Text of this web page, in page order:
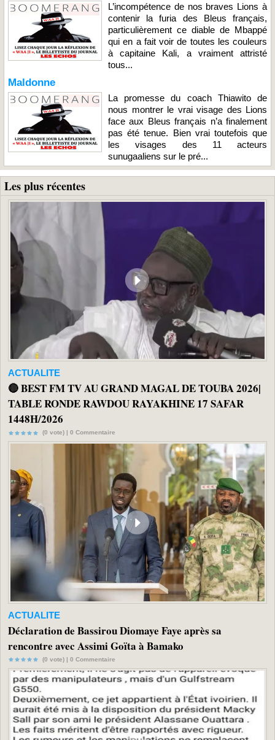
L’incompétence de nos braves Lions à
contenir la furia des Bleus français,
particulièrement ce diable de Mbappé
qui en a fait voir de toutes les couleurs
à capitaine Kali, a vraiment attristé
tous...
Maldonne
La promesse du coach Thiawito de
nous montrer le vrai visage des Lions
face aux Bleus français n’a finalement
pas été tenue. Bien vrai toutefois que
les visages des 11 acteurs
sunugaaliens sur le pré...
Les plus récentes
ACTUALITE
🔴 BEST FM TV AU GRAND MAGAL DE TOUBA 2026|
TABLE RONDE RAWDOU RAYAKHINE 17 SAFAR
1448H/2026
(0 vote) | 0 Commentaire
ACTUALITE
Déclaration de Bassirou Diomaye Faye après sa
rencontre avec Assimi Goïta à Bamako
(0 vote) | 0 Commentaire